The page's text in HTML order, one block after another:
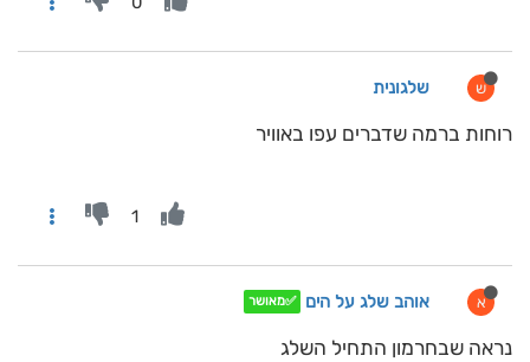
ש שלגונית
רוחות ברמה שדברים עפו באוויר
1
א אוהב שלג על הים ✅מאושר
נראה שבחרמון התחיל השלג